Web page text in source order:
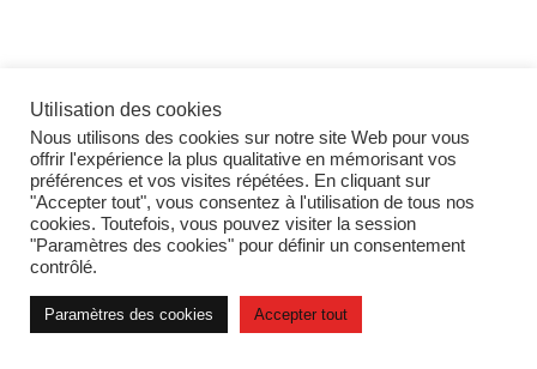
Utilisation des cookies
Nous utilisons des cookies sur notre site Web pour vous
offrir l'expérience la plus qualitative en mémorisant vos
préférences et vos visites répétées. En cliquant sur
"Accepter tout", vous consentez à l'utilisation de tous nos
cookies. Toutefois, vous pouvez visiter la session
"Paramètres des cookies" pour définir un consentement
contrôlé.
Paramètres des cookies Accepter tout